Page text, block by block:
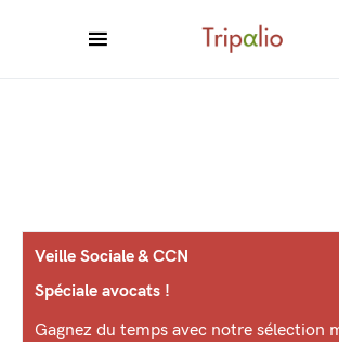
Veille Sociale & CCN
Spéciale avocats !
Gagnez du temps avec notre sélection